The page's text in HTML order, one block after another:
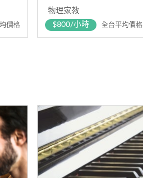
價格
物理家教
$800/小時
全台平均價格